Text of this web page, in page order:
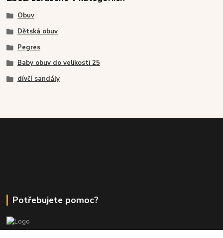
Obuv
Dětská obuv
Pegres
Baby obuv do velikosti 25
dívčí sandály
Potřebujete pomoc?